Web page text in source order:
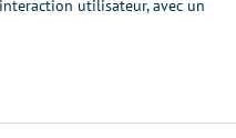
utilisateur, avec un